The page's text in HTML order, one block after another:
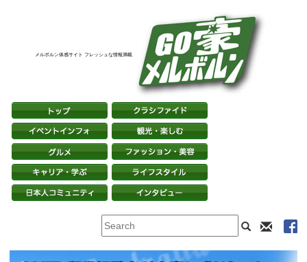
メルボルン体感サイト フレッシュな情報満載